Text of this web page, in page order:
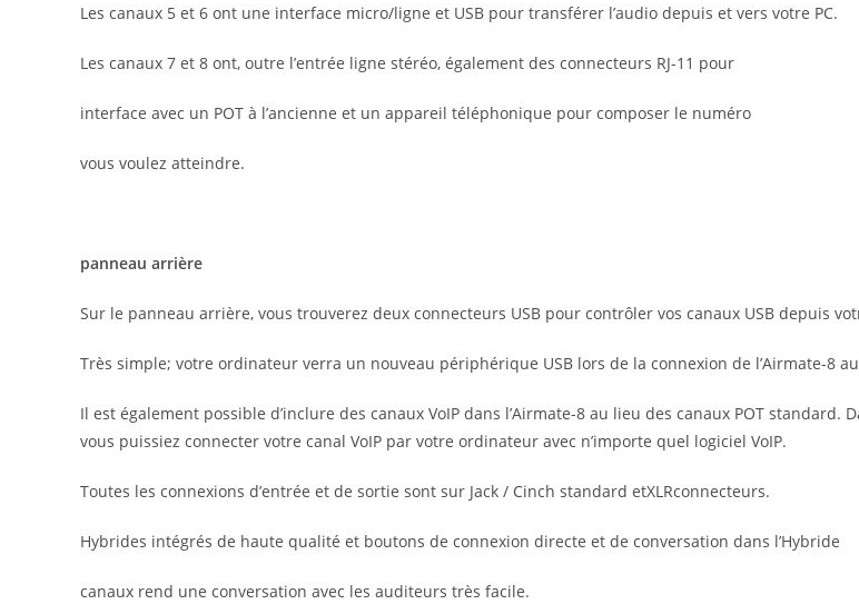
Les canaux 5 et 6 ont une interface micro/ligne et USB pour transférer l’audio depuis et vers votre PC.
Les canaux 7 et 8 ont, outre l’entrée ligne stéréo, également des connecteurs RJ-11 pour
interface avec un POT à l’ancienne et un appareil téléphonique pour composer le numéro
vous voulez atteindre.
panneau arrière
Sur le panneau arrière, vous trouverez deux connecteurs USB pour contrôler vos canaux USB depuis
Très simple; votre ordinateur verra un nouveau périphérique USB lors de la connexion de l’Airmate-8
Il est également possible d’inclure des canaux VoIP dans l’Airmate-8 au lieu des canaux POT standard.
vous puissiez connecter votre canal VoIP par votre ordinateur avec n’importe quel logiciel VoIP.
Toutes les connexions d’entrée et de sortie sont sur Jack / Cinch standard etXLRconnecteurs.
Hybrides intégrés de haute qualité et boutons de connexion directe et de conversation dans l’Hybride
canaux rend une conversation avec les auditeurs très facile.